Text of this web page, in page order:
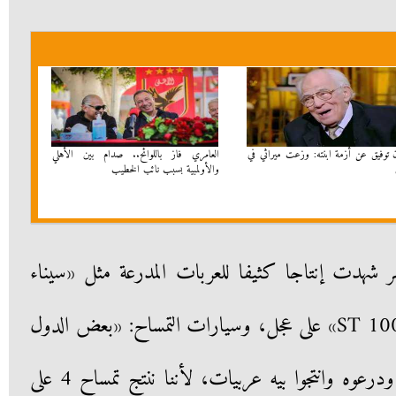
توفيق عن أزمة ابنته: وزعت ميراثي في
العامري فاز باللوائح.. صدام بين الأهلي
والأولمبية بسبب نائب الخطيب
إنتاجا كثيفا للعربات المدرعة مثل «سيناء
200» على جنزير، و«ST 500 وST 100» على عجل، وسيارات التمساح: «بعض الدول
بدأت تقولنا خدوا الشاسيه بتاعي ودرعوه وانتجوا بيه عربيات، لأننا ننتج تمساح 4 على